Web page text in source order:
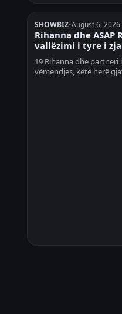
SHOWBIZ•August 6, 2026
Rihanna dhe
vallëzimi i tyre i
19 Rihanna dhe partneri
vëmendjes, këtë herë